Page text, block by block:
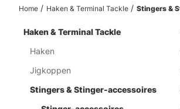
Home Haken & Terminal Tackle Stingers &
Haken & Terminal Tackle
Haken
Jigkoppen
Stingers & Stinger-accessoires